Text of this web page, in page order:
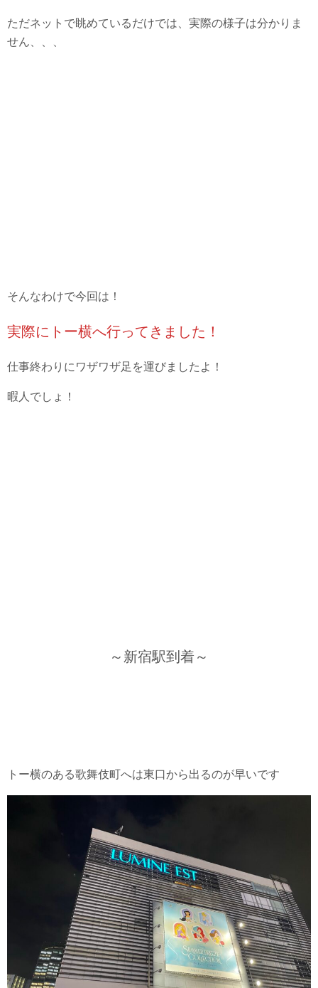
ただネットで眺めているだけでは、実際の様子は分かりま
せん、、、
そんなわけで今回は！
実際にトー横へ行ってきました！
仕事終わりにワザワザ足を運びましたよ！
暇人でしょ！
～新宿駅到着～
トー横のある歌舞伎町へは東口から出るのが早いです